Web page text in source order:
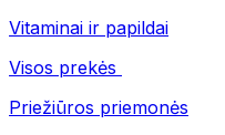
Vitaminai ir papildai
Visos prekės
Priežiūros priemonės